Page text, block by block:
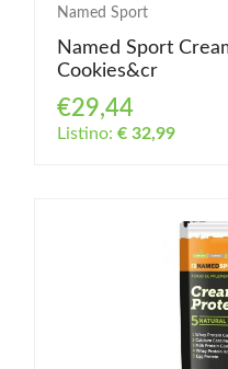
Named Sport
Named Sport
Cookies&cr
€29,44
Listino: € 32,99